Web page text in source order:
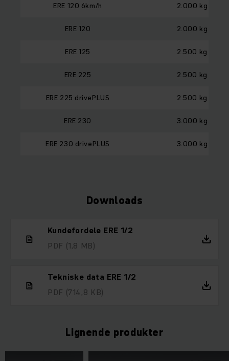
ERE 120 6km/h 2.000 kg
ERE 120 2.000 kg
ERE 125 2.500 kg
ERE 225 2.500 kg
ERE 225 drivePLUS 2.500 kg
ERE 230 3.000 kg
ERE 230 drivePLUS 3.000 kg
Downloads
Kundefordele ERE 1/2
PDF (1,8 MB)
Tekniske data ERE 1/2
PDF (714,8 KB)
Lignende produkter